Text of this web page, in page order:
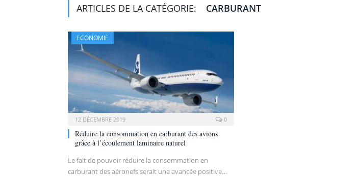
ARTICLES DE LA CATÉGORIE: CARBURANT
ECONOMIE
12 DÉCEMBRE 2019 0
Réduire la consommation en carburant des avions
grâce à l’écoulement laminaire naturel
Le fait de pouvoir réduire la consommation en
carburant des aéronefs serait une avancée positive…